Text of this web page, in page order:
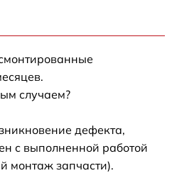
случаем?
дефекта,
с выполненной работой
монтаж запчасти).